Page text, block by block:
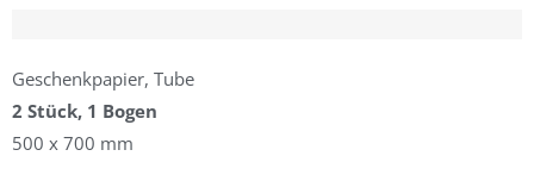
Geschenkpapier, Tube
2 Stück, 1 Bogen
500 x 700 mm